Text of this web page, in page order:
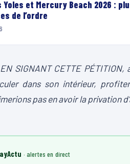
Yoles et Mercury Beach 2026 :
de l’ordre
EN SIGNANT CETTE
dans son intérieur,
pas en avoir la privation